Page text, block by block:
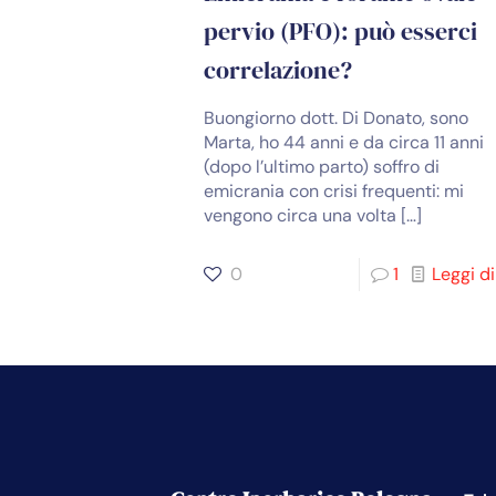
pervio (PFO): può esserci
correlazione?
Buongiorno dott. Di Donato, sono
Marta, ho 44 anni e da circa 11 anni
(dopo l’ultimo parto) soffro di
emicrania con crisi frequenti: mi
vengono circa una volta […]
0 1 Leggi